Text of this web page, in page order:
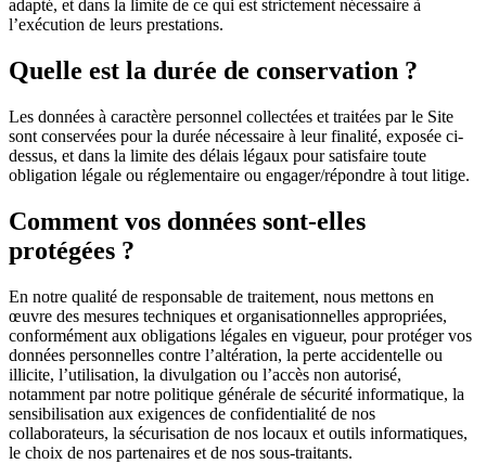
adapté, et dans la limite de ce qui est strictement nécessaire à
l’exécution de leurs prestations.
Quelle est la durée de conservation ?
Les données à caractère personnel collectées et traitées par le Site
sont conservées pour la durée nécessaire à leur finalité, exposée ci-
dessus, et dans la limite des délais légaux pour satisfaire toute
obligation légale ou réglementaire ou engager/répondre à tout litige.
Comment vos données sont-elles
protégées ?
En notre qualité de responsable de traitement, nous mettons en
œuvre des mesures techniques et organisationnelles appropriées,
conformément aux obligations légales en vigueur, pour protéger vos
données personnelles contre l’altération, la perte accidentelle ou
illicite, l’utilisation, la divulgation ou l’accès non autorisé,
notamment par notre politique générale de sécurité informatique, la
sensibilisation aux exigences de confidentialité de nos
collaborateurs, la sécurisation de nos locaux et outils informatiques,
le choix de nos partenaires et de nos sous-traitants.